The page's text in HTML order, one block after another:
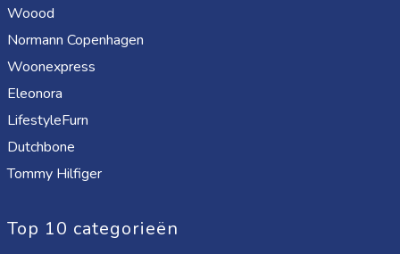
Woood
Normann Copenhagen
Woonexpress
Eleonora
LifestyleFurn
Dutchbone
Tommy Hilfiger
Top 10 categorieën